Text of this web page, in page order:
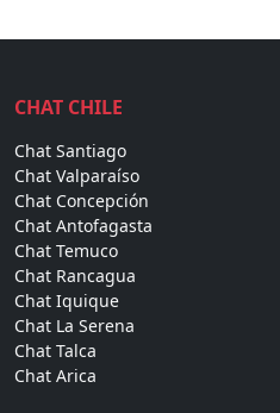
CHAT CHILE
Chat Santiago
Chat Valparaíso
Chat Concepción
Chat Antofagasta
Chat Temuco
Chat Rancagua
Chat Iquique
Chat La Serena
Chat Talca
Chat Arica